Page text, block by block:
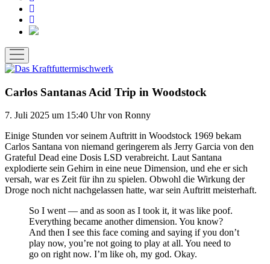
Bluesky
Menü
öffnen
Carlos Santanas Acid Trip in Woodstock
7. Juli 2025 um 15:40 Uhrvon Ronny
Einige Stunden vor seinem Auftritt in Woodstock 1969 bekam
Carlos Santana von niemand geringerem als Jerry Garcia von den
Grateful Dead eine Dosis LSD verabreicht. Laut Santana
explodierte sein Gehirn in eine neue Dimension, und ehe er sich
versah, war es Zeit für ihn zu spielen. Obwohl die Wirkung der
Droge noch nicht nachgelassen hatte, war sein Auftritt meisterhaft.
So I went — and as soon as I took it, it was like poof.
Everything became another dimension. You know?
And then I see this face coming and saying if you don’t
play now, you’re not going to play at all. You need to
go on right now. I’m like oh, my god. Okay.